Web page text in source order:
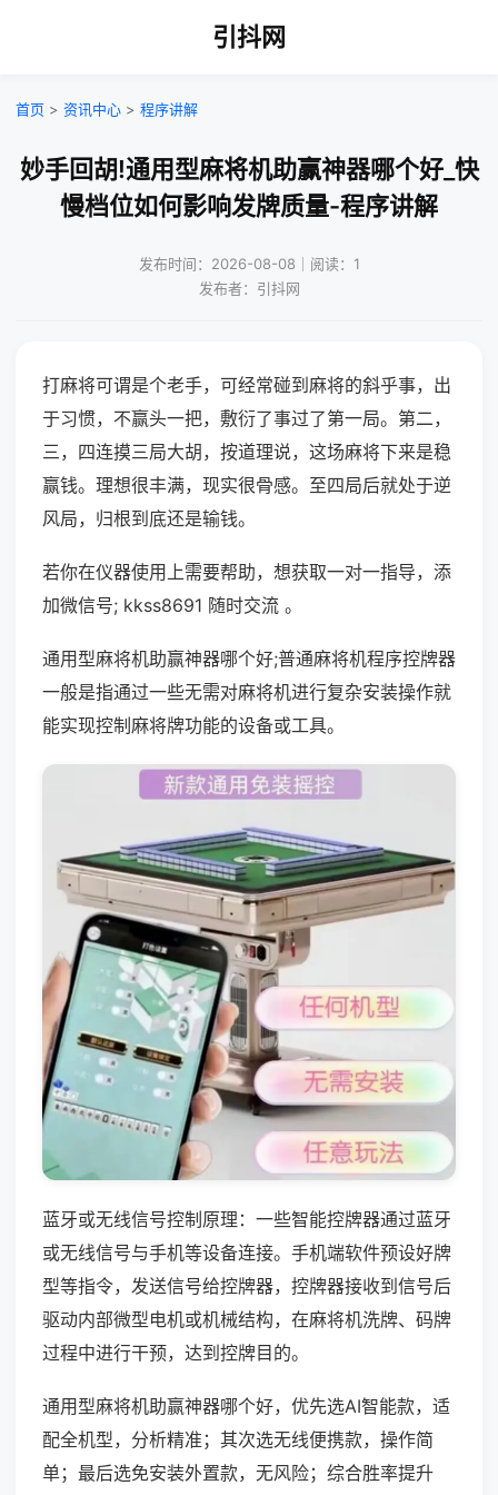
引抖网
首页 > 资讯中心 > 程序讲解
妙手回胡!通用型麻将机助赢神器哪个好_快
慢档位如何影响发牌质量-程序讲解
发布时间：2026-08-08｜阅读：1
发布者：引抖网
打麻将可谓是个老手，可经常碰到麻将的斜乎事，出
于习惯，不赢头一把，敷衍了事过了第一局。第二，
三，四连摸三局大胡，按道理说，这场麻将下来是稳
赢钱。理想很丰满，现实很骨感。至四局后就处于逆
风局，归根到底还是输钱。
若你在仪器使用上需要帮助，想获取一对一指导，添
加微信号; kkss8691 随时交流 。
通用型麻将机助赢神器哪个好;普通麻将机程序控牌器
一般是指通过一些无需对麻将机进行复杂安装操作就
能实现控制麻将牌功能的设备或工具。
蓝牙或无线信号控制原理：一些智能控牌器通过蓝牙
或无线信号与手机等设备连接。手机端软件预设好牌
型等指令，发送信号给控牌器，控牌器接收到信号后
驱动内部微型电机或机械结构，在麻将机洗牌、码牌
过程中进行干预，达到控牌目的。
通用型麻将机助赢神器哪个好，优先选AI智能款，适
配全机型，分析精准；其次选无线便携款，操作简
单；最后选免安装外置款，无风险；综合胜率提升